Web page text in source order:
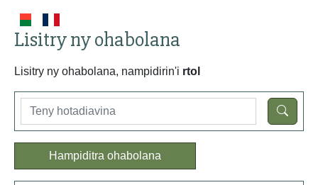
Lisitry ny ohabolana
Lisitry ny ohabolana, nampidirin'i rtol
Hampiditra ohabolana